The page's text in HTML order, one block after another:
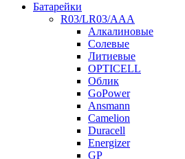
Батарейки
R03/LR03/AAA
Алкалиновые
Солевые
Литиевые
OPTICELL
Облик
GoPower
Ansmann
Camelion
Duracell
Energizer
GP